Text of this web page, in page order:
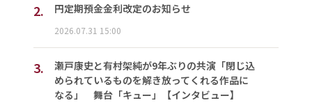
2. 円定期預金金利改定のお知らせ
2026.07.31 15:00
3.
瀬戸康史と有村架純が9年ぶりの共演「閉じ込
められているものを解き放ってくれる作品に
なる」 舞台「キュー」【インタビュー】